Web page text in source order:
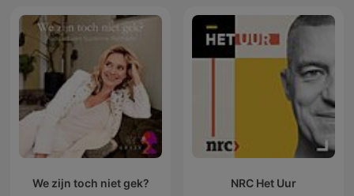
We zijn toch niet gek? NRC Het Uur